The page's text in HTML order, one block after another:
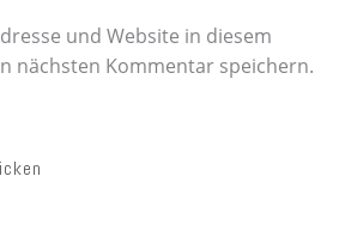
und Website in diesem
nächsten Kommentar speichern.